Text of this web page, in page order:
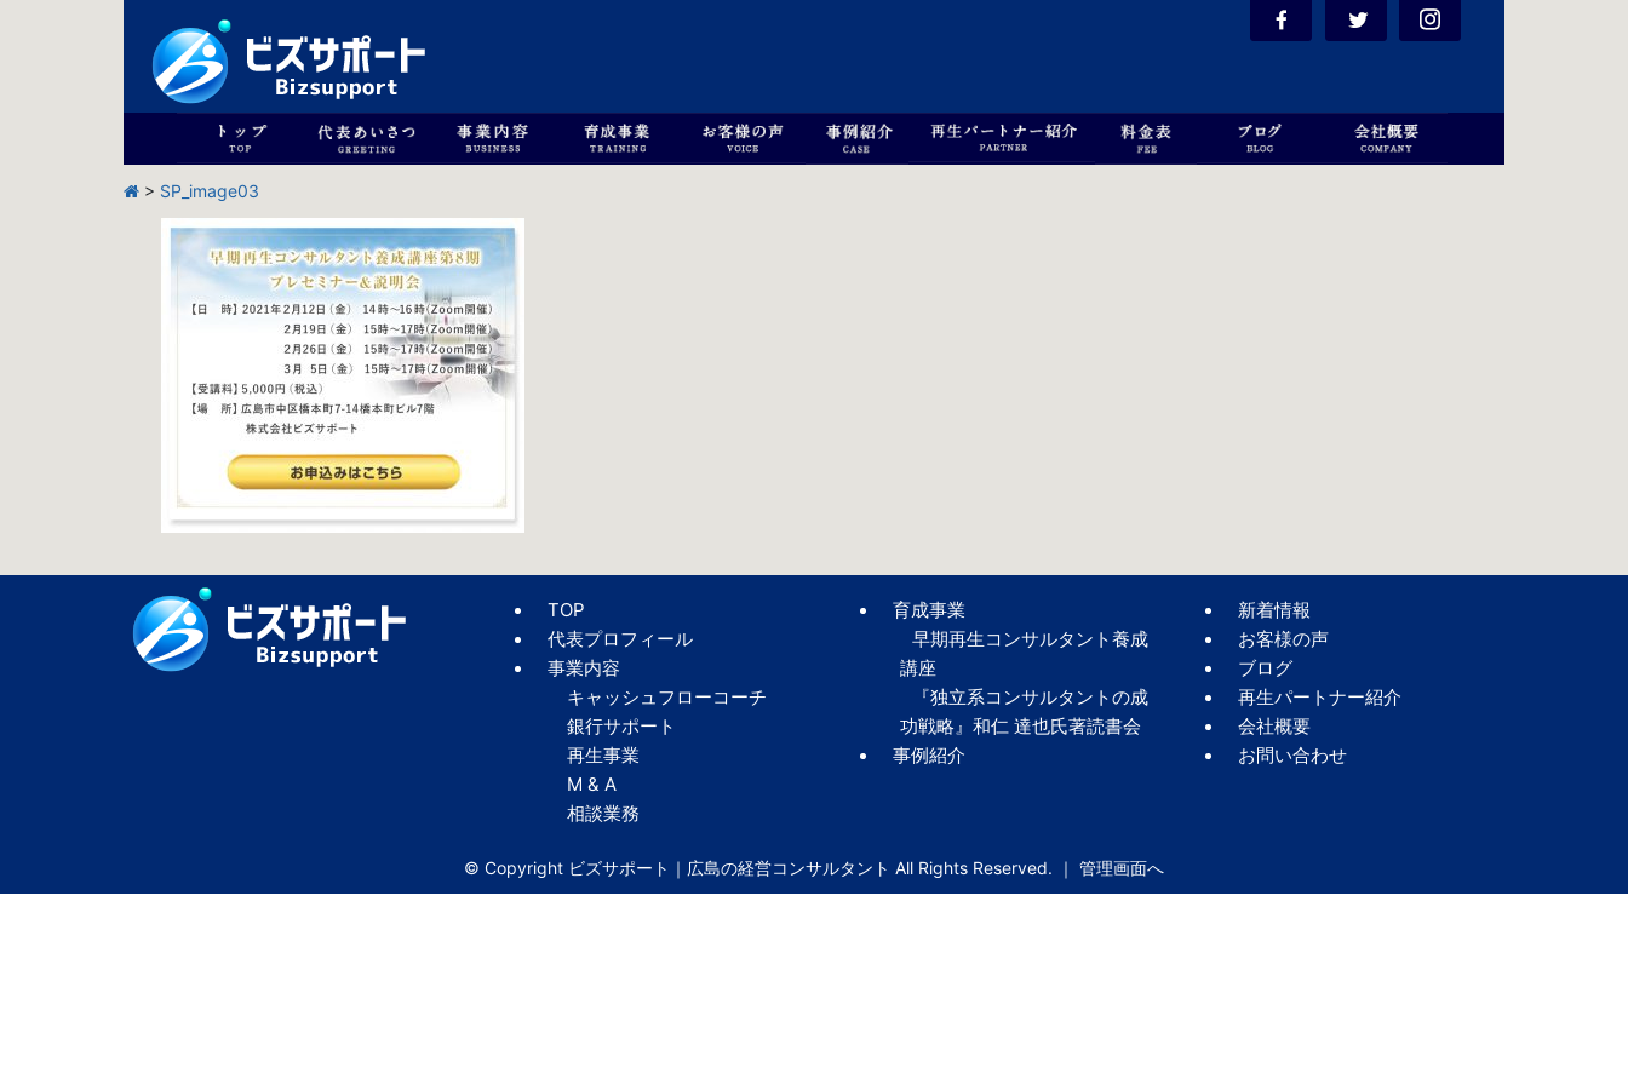
> SP_image03
TOP
代表プロフィール
事業内容
キャッシュフローコーチ
銀行サポート
再生事業
M & A
相談業務
育成事業
早期再生コンサルタント養成
講座
『独立系コンサルタントの成
功戦略』和仁 達也氏著読書会
事例紹介
新着情報
お客様の声
ブログ
再生パートナー紹介
会社概要
お問い合わせ
© Copyright ビズサポート｜広島の経営コンサルタント All Rights Reserved. ｜ 管理画面へ